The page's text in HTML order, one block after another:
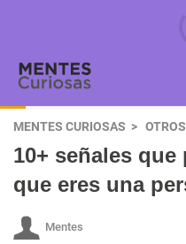
MENTES CURIOSAS OTROS
10+ señales
que eres una
Mentes